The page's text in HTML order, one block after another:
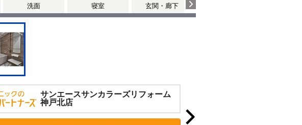
洗面 寝室 玄関・廊下
サンエースサンカラーズリフォーム
神戸北店